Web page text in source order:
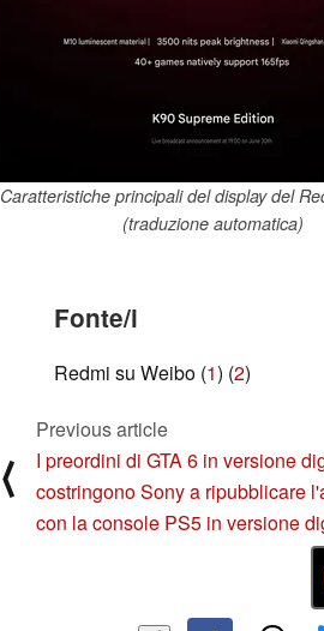
Caratteristiche principali del display del
(traduzione automatica)
Fonte/i
Redmi su Weibo (1) (2)
⟨
Previous article
I preordini di GTA 6 in versione
costringono Sony a ripubblicare
con la console PS5 in versione